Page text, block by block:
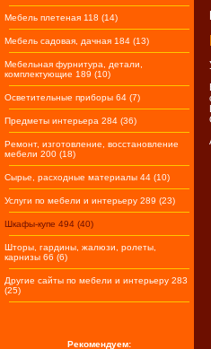
Мебель плетеная 118 (14)
Мебель садовая, дачная 184 (13)
Мебельная фурнитура, детали,
комплектующие 189 (10)
Осветительные приборы 64 (7)
Предметы интерьера 284 (36)
Ремонт, изготовление, восстановление
мебели 200 (18)
Сырье, расходные материалы 44 (10)
Услуги по мебели и интерьеру 289 (23)
Шкафы-купе 494 (40)
Шторы, гардины, жалюзи, ролеты,
карнизы 66 (6)
Другие сайты по мебели и интерьеру 283
(25)
Рекомендуем: